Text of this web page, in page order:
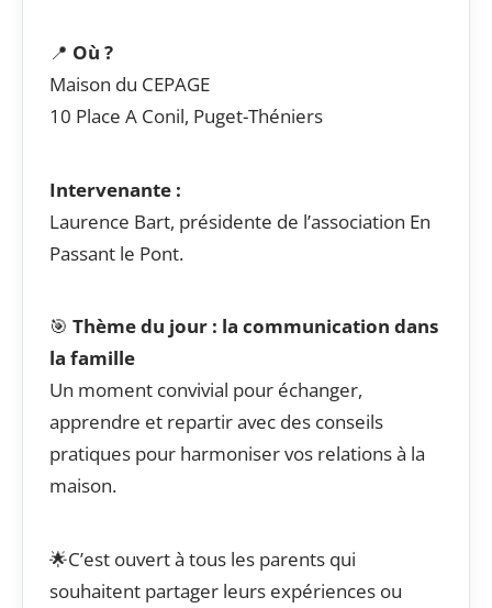
📍 Où ?
Maison du CEPAGE
10 Place A Conil, Puget-Théniers
Intervenante :
Laurence Bart, présidente de l’association En
Passant le Pont.
🎯 Thème du jour : la communication dans
la famille
Un moment convivial pour échanger,
apprendre et repartir avec des conseils
pratiques pour harmoniser vos relations à la
maison.
🌟C’est ouvert à tous les parents qui
souhaitent partager leurs expériences ou